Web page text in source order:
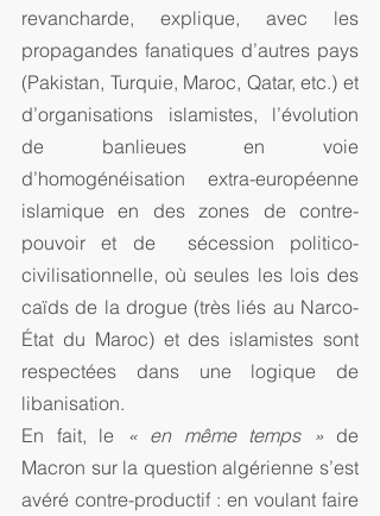
revancharde, explique, avec les
propagandes fanatiques d’autres pays
(Pakistan, Turquie, Maroc, Qatar, etc.) et
d’organisations islamistes, l’évolution
de banlieues en voie
d’homogénéisation extra-européenne
islamique en des zones de contre-
pouvoir et de  sécession politico-
civilisationnelle, où seules les lois des
caïds de la drogue (très liés au Narco-
État du Maroc) et des islamistes sont
respectées dans une logique de
libanisation.
En fait, le
« en même temps » de
Macron sur la question algérienne s’est
avéré contre-productif : en voulant faire